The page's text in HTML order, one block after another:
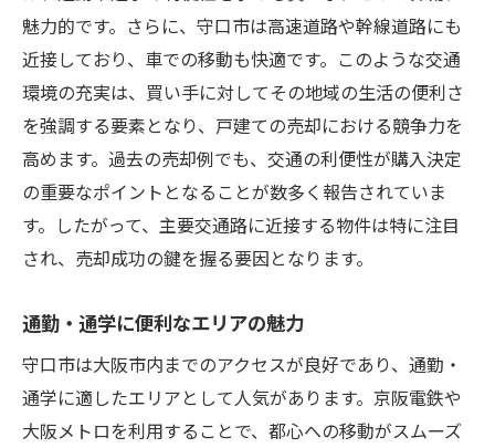
市場動向に合わせた広告戦略の練り方
市場動向予測を活かした売却タイミング
過去のデータから学ぶ成功事例の活用
魅力的です。さらに、守口市は高速道路や幹線道路にも
近接しており、車での移動も快適です。このような交通
環境の充実は、買い手に対してその地域の生活の便利さ
を強調する要素となり、戸建ての売却における競争力を
高めます。過去の売却例でも、交通の利便性が購入決定
の重要なポイントとなることが数多く報告されていま
す。したがって、主要交通路に近接する物件は特に注目
され、売却成功の鍵を握る要因となります。
通勤・通学に便利なエリアの魅力
守口市は大阪市内までのアクセスが良好であり、通勤・
通学に適したエリアとして人気があります。京阪電鉄や
大阪メトロを利用することで、都心への移動がスムーズ